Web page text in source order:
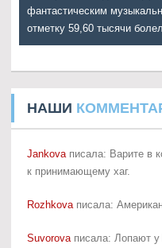
фантастическим
отметку 59,60 тысячи
НАШИ
Jankova писала: Варите в
к принимающему хаг.
Rozhkova писала:
Suvorova писала: Лопают у